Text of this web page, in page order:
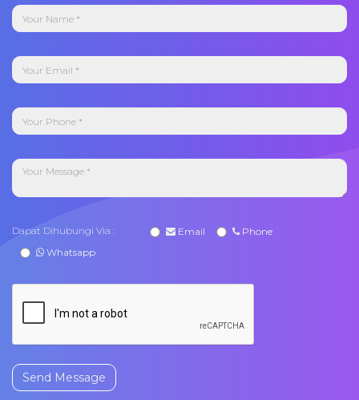
Dapat Dihubungi Via : Email
Phone
Whatsapp
Send Message